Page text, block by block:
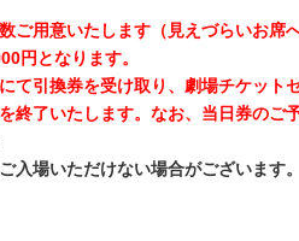
ご用意いたします（見えづらいお席
円となります。
て引換券を受け取り、劇場チケット
終了いたします。なお、当日券のご
入場いただけない場合がございます。